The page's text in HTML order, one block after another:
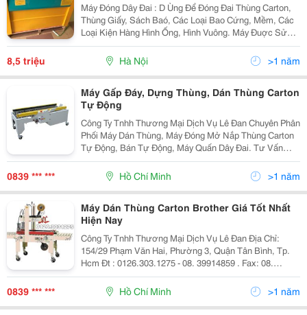
Máy Đóng Dây Đai : D Ùng Để Đóng Đai Thùng Carton,
Thùng Giấy, Sách Baó, Các Loại Bao Cứng, Mềm, Các
Loại Kiện Hàng Hình Ống, Hình Vuông. Máy Đuợc Sử
Dụng Rộng Rãi Trong Các Ngành Thực Phẩm, Dược
Phẩm, In Ấn, Bưu Điện. - Máy Kzb-1 Dùng Để Đóng Đai
8,5 triệu Hà Nội >1 năm
Máy Gấp Đáy, Dựng Thùng, Dán Thùng Carton
Tự Động
Công Ty Tnhh Thương Mại Dịch Vụ Lê Đan Chuyên Phân
Phối Máy Dán Thùng, Máy Đóng Mở Nắp Thùng Carton
Tự Động, Bán Tự Động, Máy Quấn Dây Đai. Tư Vấn
Thiết Kế Dây Chuyền Đóng Gói Tự Động Cho Các Nhà
Máy Xí Nghiệp Chủ Yếu Như: Công Nghiệp Điện Tử, Mỹ
0839 *** *** Hồ Chí Minh >1 năm
Máy Dán Thùng Carton Brother Giá Tốt Nhất
Hiện Nay
Công Ty Tnhh Thương Mại Dịch Vụ Lê Đan Địa Chỉ:
154/29 Phạm Văn Hai, Phường 3, Quận Tân Bình, Tp.
Hcm Đt : 0126.303.1275 - 08. 39914859 . Fax: 08.
39914859. Website: Ledanco.com Công Ty Lê Đan
Chuyên Phân Phối Máy Dán Thùng Carton Các Loại V
0839 *** *** Hồ Chí Minh >1 năm